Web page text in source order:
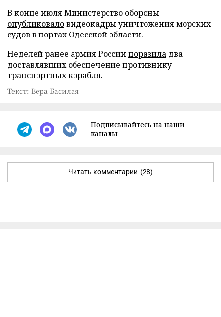
В конце июля Министерство обороны
опубликоваловидеокадры уничтожения морских
судов в портах Одесской области.
Неделей ранее армия Россиипоразила два
доставлявших обеспечение противнику
транспортных корабля.
Текст: Вера Басилая
Подписывайтесь на наши
каналы
Читать комментарии (28)